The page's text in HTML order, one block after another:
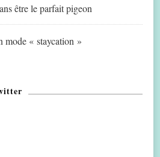
être le parfait pigeon
mode « staycation »